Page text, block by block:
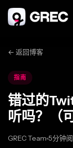
← 返回博客
指南
错过的
听吗？（
GREC Team 5分钟
Feb 24, 2026